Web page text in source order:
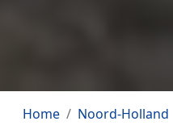
Home Noord-Holland